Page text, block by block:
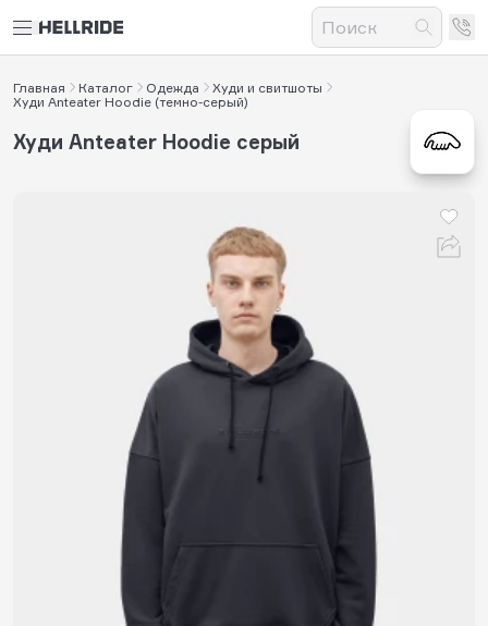
Главная Каталог Одежда
Худи и свитшоты
Худи Anteater Hoodie (темно-серый)
Худи Anteater Hoodie серый